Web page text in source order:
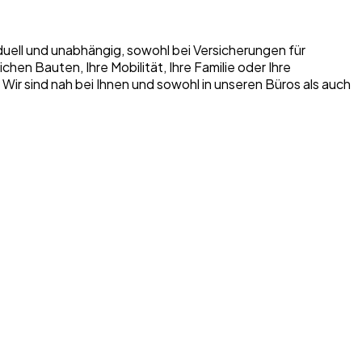
und unabhängig, sowohl bei Versicherungen für
Bauten, Ihre Mobilität, Ihre Familie oder Ihre
sind nah bei Ihnen und sowohl in unseren Büros als auch